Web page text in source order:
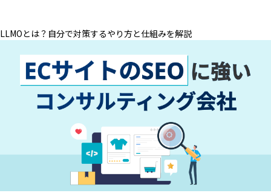
LLMOとは？自分で対策するやり方と仕組みを解説